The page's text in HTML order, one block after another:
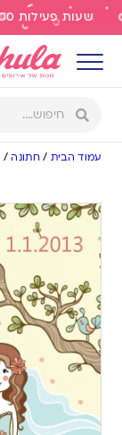
שעות פעילות 9:30-19:00 בחנות | משלוח חינם מעל 299 ש"ח
עמוד הבית /חתונה/